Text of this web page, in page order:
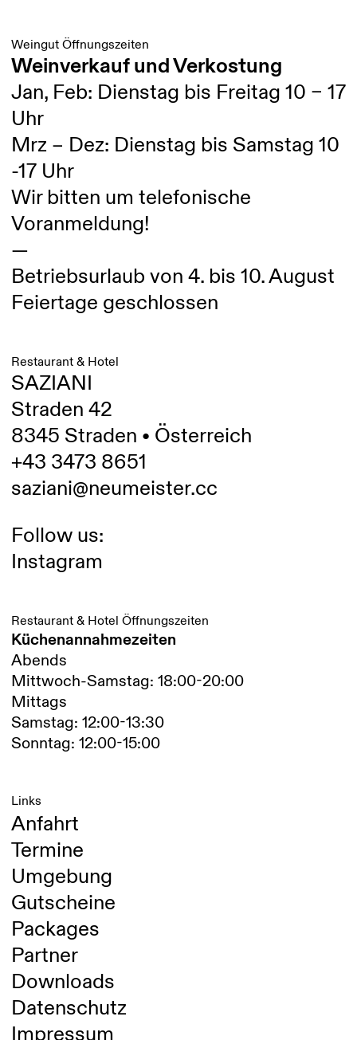
Weingut Öffnungszeiten
Weinverkauf und Verkostung
Jan, Feb: Dienstag bis Freitag 10 – 17
Uhr
Mrz – Dez: Dienstag bis Samstag 10
-17 Uhr
Wir bitten um telefonische
Voranmeldung!
—
Betriebsurlaub von 4. bis 10. August
Feiertage geschlossen
Restaurant & Hotel
SAZIANI
Straden 42
8345 Straden • Österreich
+43 3473 8651
saziani@neumeister.cc
Follow us:
Instagram
Restaurant & Hotel Öffnungszeiten
Küchenannahmezeiten
Abends
Mittwoch-Samstag: 18:00-20:00
Mittags
Samstag: 12:00-13:30
Sonntag: 12:00-15:00
Links
Anfahrt
Termine
Umgebung
Gutscheine
Packages
Partner
Downloads
Datenschutz